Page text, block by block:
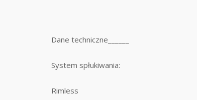
Dane techniczne______
System spłukiwania:
Rimless